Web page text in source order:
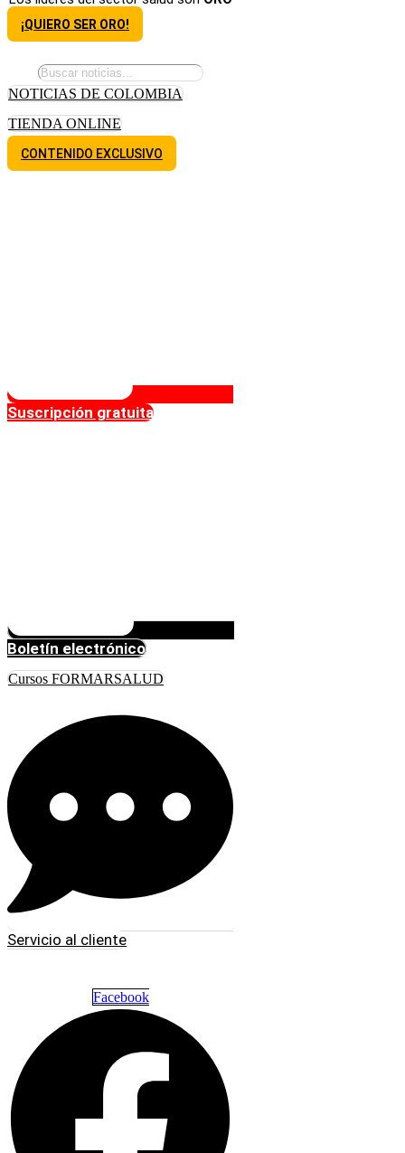
¡QUIERO SER ORO!
NOTICIAS DE COLOMBIA
TIENDA ONLINE
CONTENIDO EXCLUSIVO
Suscripción gratuita
Boletín electrónico
Cursos FORMARSALUD
Servicio al cliente
Facebook